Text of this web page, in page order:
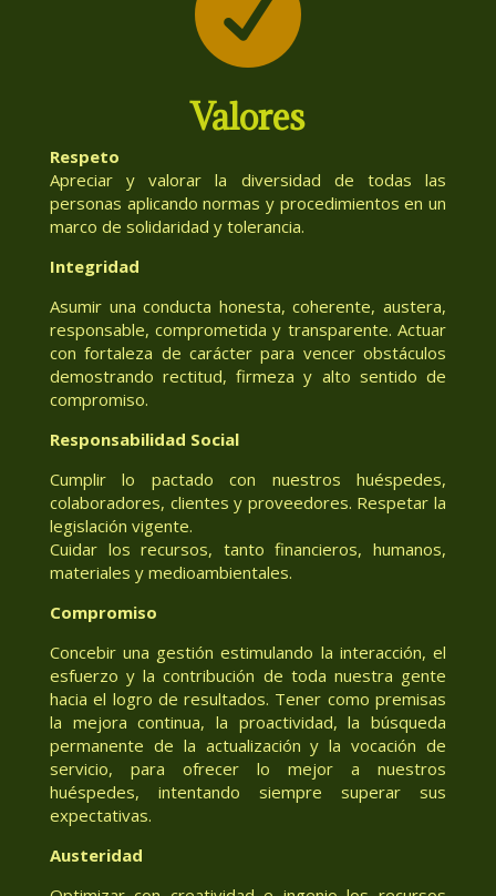
Valores
Respeto
Apreciar y valorar la diversidad de todas las
personas aplicando normas y procedimientos en un
marco de solidaridad y tolerancia.
Integridad
Asumir una conducta honesta, coherente, austera,
responsable, comprometida y transparente. Actuar
con fortaleza de carácter para vencer obstáculos
demostrando rectitud, firmeza y alto sentido de
compromiso.
Responsabilidad Social
Cumplir lo pactado con nuestros huéspedes,
colaboradores, clientes y proveedores. Respetar la
legislación vigente.
Cuidar los recursos, tanto financieros, humanos,
materiales y medioambientales.
Compromiso
Concebir una gestión estimulando la interacción, el
esfuerzo y la contribución de toda nuestra gente
hacia el logro de resultados. Tener como premisas
la mejora continua, la proactividad, la búsqueda
permanente de la actualización y la vocación de
servicio, para ofrecer lo mejor a nuestros
huéspedes, intentando siempre superar sus
expectativas.
Austeridad